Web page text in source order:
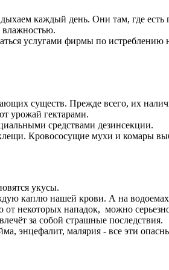
каждый день. Они там, где
влажностью.
услугами фирмы по истреблению
существ. Прежде всего, их
урожай гектарами.
средствами дезинсекции.
Кровососущие мухи и комары
укусы.
каплю нашей крови. А на
некоторых нападок, можно
за собой страшные последствия.
энцефалит, малярия - все эти